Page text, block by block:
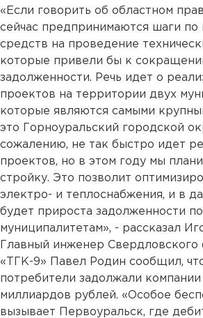
«Если говорить об областном
сейчас предпринимаются шаги
средств на проведение
которые привели бы к
задолженности. Речь идет о
проектов на территории двух
которые являются самыми
это Горноуральский городской
сожалению, не так быстро идет
проектов, но в этом году мы
стройку. Это позволит
электро- и теплоснабжения, и в
будет прироста задолженности
муниципалитетам», - рассказал
Главный инженер
«ТГК-9» Павел Родин сообщил,
потребители задолжали
миллиардов рублей. «Особое
вызывает Первоуральск, где